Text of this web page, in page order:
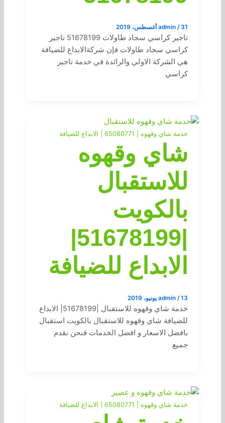
admin /31 أغسطس، 2019
تاجير كراسي سجاد طاولات 51678199 تاجير
كراسي سجاد طاولات فإن شركةالابداع للضيافة
هي الشركة الاولي والرائدة في خدمة تاجير
كراسي
خدمة شاي وقهوه | 65080771 | الابداع للضيافة
شاي وقهوه
للاستقبال
بالكويت
|51678199|
الابداع للضيافة
admin /13 يونيو، 2019
خدمة شاي وقهوه للاستقبال |51678199| الابداع
للضيافة شاي وقهوه للاستقبال بالكويت استقبال
بافضل الاسعار و افضل الخدمات فنحن نقدم
جميع
خدمة شاي وقهوه | 65080771 | الابداع للضيافة